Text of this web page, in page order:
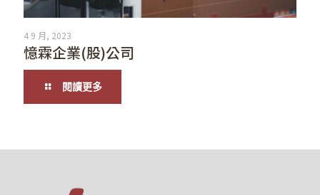
4 9 月, 2023
憶霖企業(股)公司
閱讀更多